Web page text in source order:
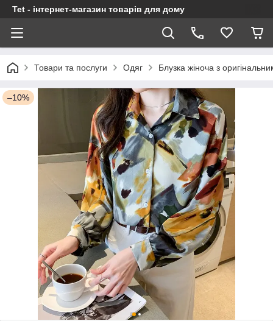
Tet - інтернет-магазин товарів для дому
Товари та послуги Одяг Блузка жіноча з
–10%